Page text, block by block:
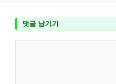
댓글 남기기